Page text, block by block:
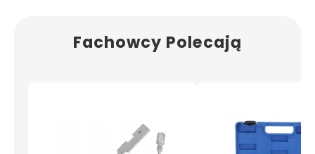
Fachowcy Polecają